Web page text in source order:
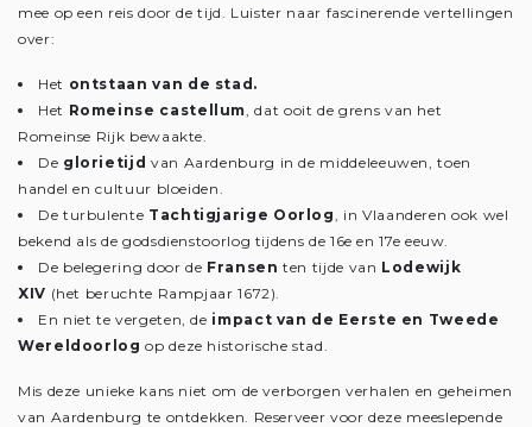
mee op een reis door de tijd. Luister naar fascinerende vertellingen
over:
Het ontstaan van de stad.
Het Romeinse castellum, dat ooit de grens van het
Romeinse Rijk bewaakte.
De glorietijd van Aardenburg in de middeleeuwen, toen
handel en cultuur bloeiden.
De turbulente Tachtigjarige Oorlog, in Vlaanderen ook wel
bekend als de godsdienstoorlog tijdens de 16e en 17e eeuw.
De belegering door de Fransen ten tijde van Lodewijk
XIV (het beruchte Rampjaar 1672).
En niet te vergeten, de impact van de Eerste en Tweede
Wereldoorlog op deze historische stad.
Mis deze unieke kans niet om de verborgen verhalen en geheimen
van Aardenburg te ontdekken. Reserveer voor deze meeslepende